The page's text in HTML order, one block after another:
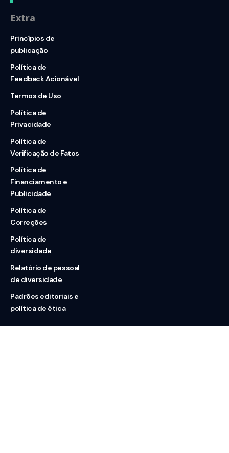
Extra
Princípios de
publicação
Política de
Feedback Acionável
Termos de Uso
Política de
Privacidade
Política de
Verificação de Fatos
Política de
Financiamento e
Publicidade
Política de
Correções
Política de
diversidade
Relatório de pessoal
de diversidade
Padrões editoriais e
política de ética